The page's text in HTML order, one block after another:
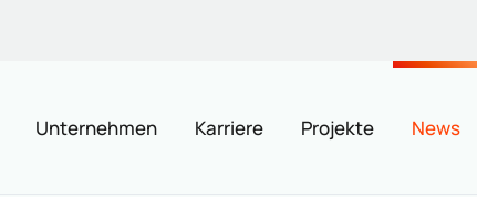
Unternehmen Karriere Projekte News